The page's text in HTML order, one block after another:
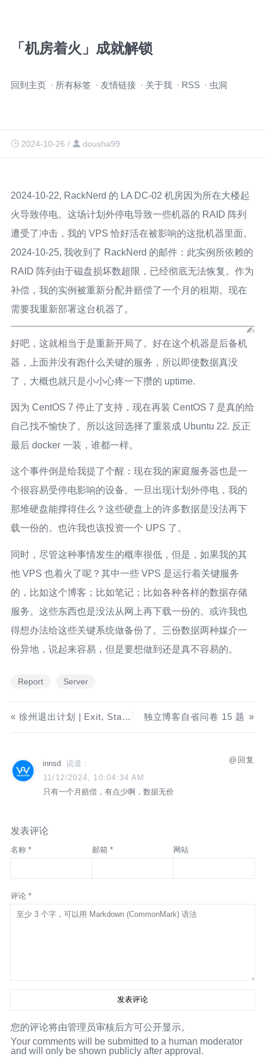
「机房着火」成就解锁
过
回到主页 所有标签 友情链接 关于我 RSS 虫洞
2024-10-26 / dousha99
2024-10-22, RackNerd 的 LA DC-02 机房因为所在大楼起
火导致停电。这场计划外停电导致一些机器的 RAID 阵列
遭受了冲击，我的 VPS 恰好活在被影响的这批机器里面。
2024-10-25, 我收到了 RackNerd 的邮件：此实例所依赖的
RAID 阵列由于磁盘损坏数超限，已经彻底无法恢复。作为
补偿，我的实例被重新分配并赔偿了一个月的租期。现在
需要我重新部署这台机器了。
好吧，这就相当于是重新开局了。好在这个机器是后备机
器，上面并没有跑什么关键的服务，所以即使数据真没
了，大概也就只是小小心疼一下攒的 uptime.
因为 CentOS 7 停止了支持，现在再装 CentOS 7 是真的给
自己找不愉快了。所以这回选择了重装成 Ubuntu 22. 反正
最后 docker 一装，谁都一样。
这个事件倒是给我提了个醒：现在我的家庭服务器也是一
个很容易受停电影响的设备。一旦出现计划外停电，我的
那堆硬盘能撑得住么？这些硬盘上的许多数据是没法再下
载一份的。也许我也该投资一个 UPS 了。
同时，尽管这种事情发生的概率很低，但是，如果我的其
他 VPS 也着火了呢？其中一些 VPS 是运行着关键服务
的，比如这个博客；比如笔记；比如各种各样的数据存储
服务。这些东西也是没法从网上再下载一份的。或许我也
得想办法给这些关键系统做备份了。三份数据两种媒介一
份异地，说起来容易，但是要想做到还是真不容易的。
Report Server
徐州退出计划 | Exit, Stage Left 独立博客自省问卷 15 题
innsd
说道：
11/12/2024, 10:04:34 AM
只有一个月赔偿，有点少啊，数据无价
回复
发表评论
名称 * 邮箱 * 网站
评论 *
您的评论将由管理员审核后方可公开显示。
Your comments will be submitted to a human moderator
and will only be shown publicly after approval.